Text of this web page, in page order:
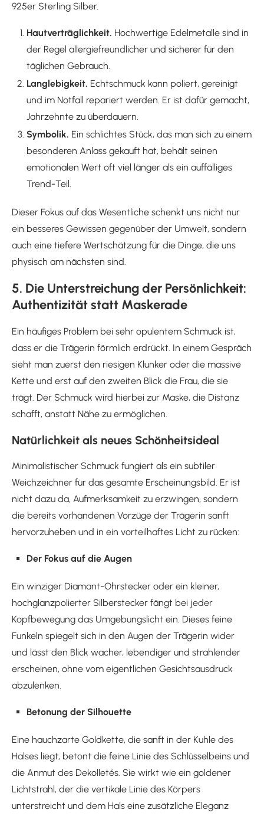
925er Sterling Silber.
Hautverträglichkeit. Hochwertige Edelmetalle sind in
der Regel allergiefreundlicher und sicherer für den
täglichen Gebrauch.
Langlebigkeit. Echtschmuck kann poliert, gereinigt
und im Notfall repariert werden. Er ist dafür gemacht,
Jahrzehnte zu überdauern.
Symbolik. Ein schlichtes Stück, das man sich zu einem
besonderen Anlass gekauft hat, behält seinen
emotionalen Wert oft viel länger als ein auffälliges
Trend-Teil.
Dieser Fokus auf das Wesentliche schenkt uns nicht nur
ein besseres Gewissen gegenüber der Umwelt, sondern
auch eine tiefere Wertschätzung für die Dinge, die uns
physisch am nächsten sind.
5. Die Unterstreichung der Persönlichkeit:
Authentizität statt Maskerade
Ein häufiges Problem bei sehr opulentem Schmuck ist,
dass er die Trägerin förmlich erdrückt. In einem Gespräch
sieht man zuerst den riesigen Klunker oder die massive
Kette und erst auf den zweiten Blick die Frau, die sie
trägt. Der Schmuck wird hierbei zur Maske, die Distanz
schafft, anstatt Nähe zu ermöglichen.
Natürlichkeit als neues Schönheitsideal
Minimalistischer Schmuck fungiert als ein subtiler
Weichzeichner für das gesamte Erscheinungsbild. Er ist
nicht dazu da, Aufmerksamkeit zu erzwingen, sondern
die bereits vorhandenen Vorzüge der Trägerin sanft
hervorzuheben und in ein vorteilhaftes Licht zu rücken:
Der Fokus auf die Augen
Ein winziger Diamant-Ohrstecker oder ein kleiner,
hochglanzpolierter Silberstecker fängt bei jeder
Kopfbewegung das Umgebungslicht ein. Dieses feine
Funkeln spiegelt sich in den Augen der Trägerin wider
und lässt den Blick wacher, lebendiger und strahlender
erscheinen, ohne vom eigentlichen Gesichtsausdruck
abzulenken.
Betonung der Silhouette
Eine hauchzarte Goldkette, die sanft in der Kuhle des
Halses liegt, betont die feine Linie des Schlüsselbeins und
die Anmut des Dekolletés. Sie wirkt wie ein goldener
Lichtstrahl, der die vertikale Linie des Körpers
unterstreicht und dem Hals eine zusätzliche Eleganz